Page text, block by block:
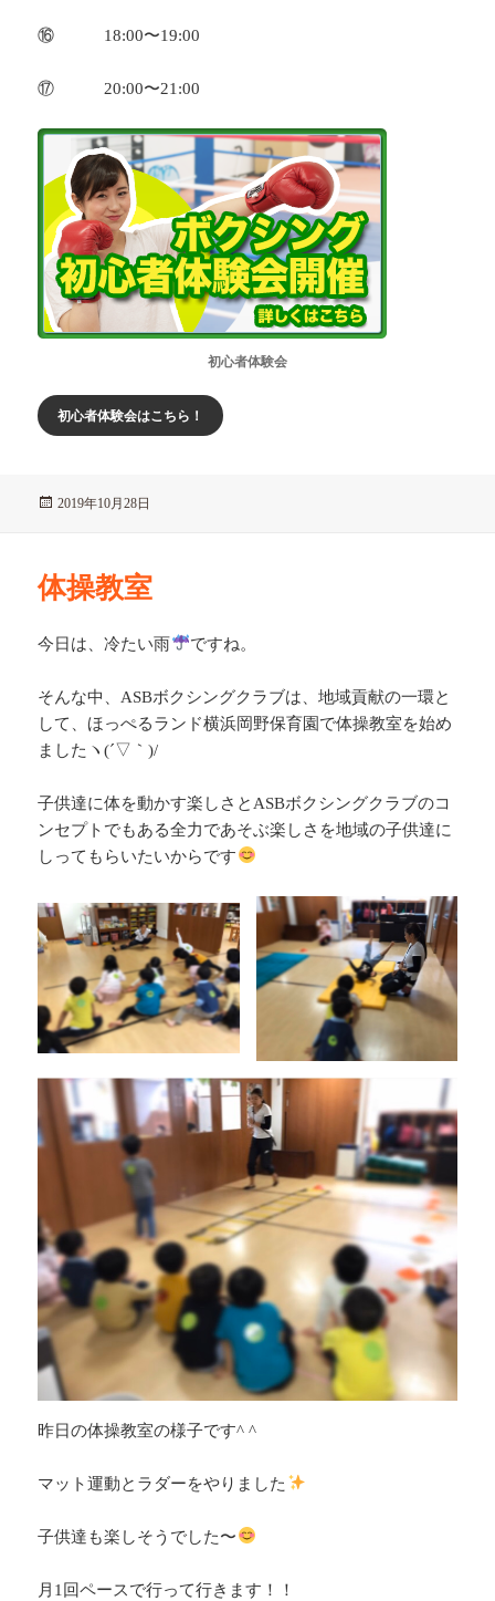
⑯ 18:00〜19:00
⑰ 20:00〜21:00
初心者体験会
初心者体験会はこちら！
投
2019年10月28日
体操教室
今日は、冷たい雨 ですね。
そんな中、ASBボクシングクラブは、地域貢献の一環と
して、ほっぺるランド横浜岡野保育園で体操教室を始め
ましたヽ(´▽｀)/
子供達に体を動かす楽しさとASBボクシングクラブのコ
ンセプトでもある全力であそぶ楽しさを地域の子供達に
しってもらいたいからです
昨日の体操教室の様子です^ ^
マット運動とラダーをやりました
子供達も楽しそうでした〜
月1回ペースで行って行きます！！